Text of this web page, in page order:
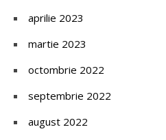
aprilie 2023
martie 2023
octombrie 2022
septembrie 2022
august 2022